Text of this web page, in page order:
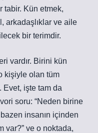
tabir. Kün etmek,
arkadaşlıklar ve aile
bir terimdir.
vardır. Birini kün
kişiyle olan tüm
Evet, işte tam da
soru: “Neden birine
bazen insanın içinden
var?” ve o noktada,